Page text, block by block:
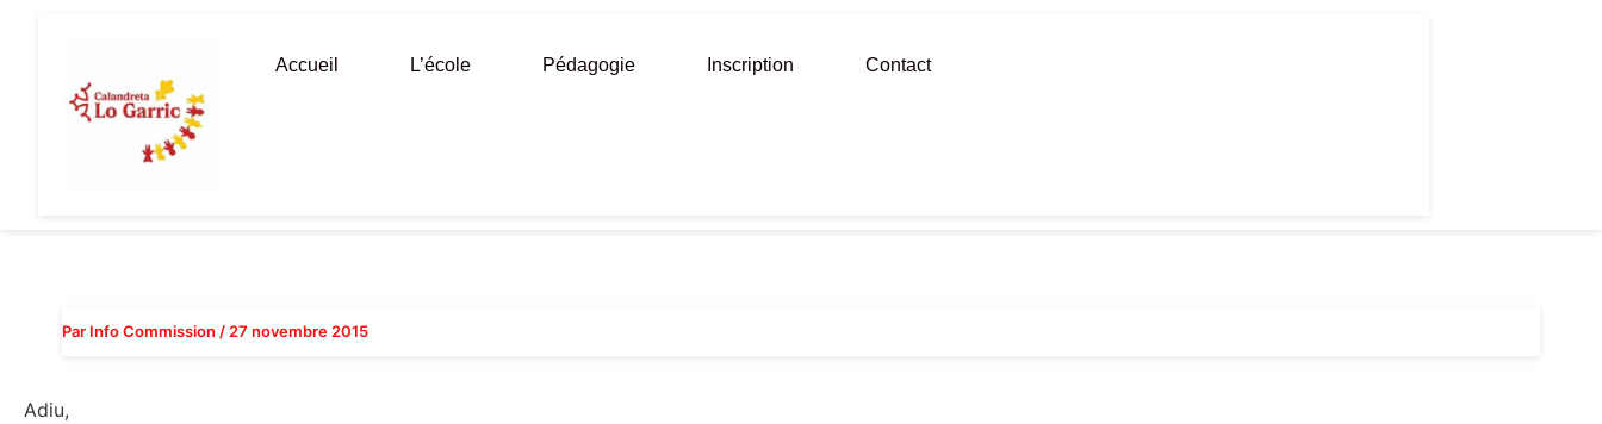
Accueil L’école Pédagogie Inscription Contact
Par Info Commission / 27 novembre 2015
Adiu,